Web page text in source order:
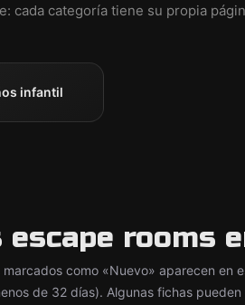
cada categoría tiene su propia
infantil
escape rooms
marcados como «Nuevo» aparecen en
de 32 días). Algunas fichas